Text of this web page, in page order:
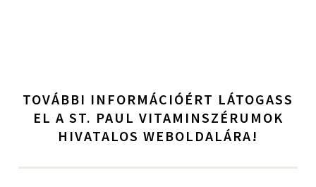
TOVÁBBI INFORMÁCIÓÉRT LÁTOGASS
EL A ST. PAUL VITAMINSZÉRUMOK
HIVATALOS WEBOLDALÁRA!